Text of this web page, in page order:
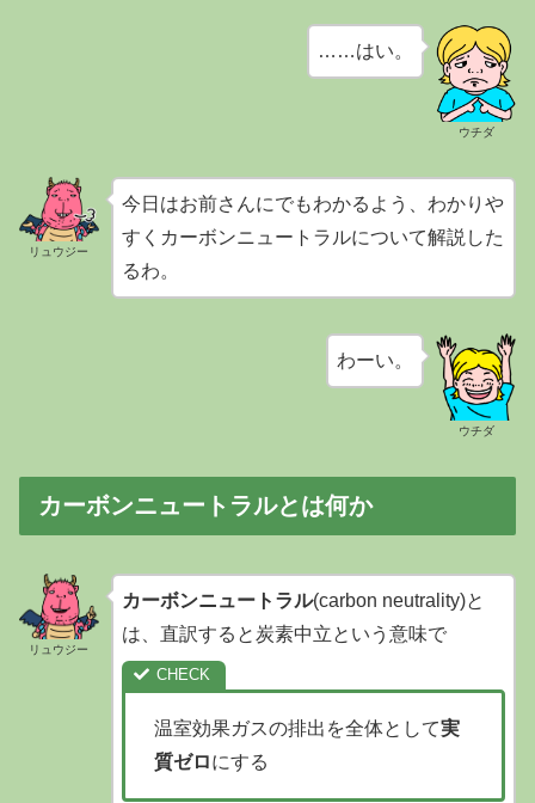
ウチダ
……はい。
リュウジー
今日はお前さんにでもわかるよう、わかりや
すくカーボンニュートラルについて解説した
るわ。
ウチダ
わーい。
カーボンニュートラルとは何か
リュウジー
カーボンニュートラル(carbon neutrality)と
は、直訳すると炭素中立という意味で
温室効果ガスの排出を全体として実
質ゼロにする